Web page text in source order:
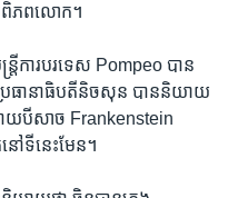
ភពលោក។
ការបរទេស​ Pompeo បាន​
ធានាធិបតី​និចសុន ​បាននិយាយ​
យ​បីសាច​ Frankenstein
ៅ​ទីនេះ​មែន។​